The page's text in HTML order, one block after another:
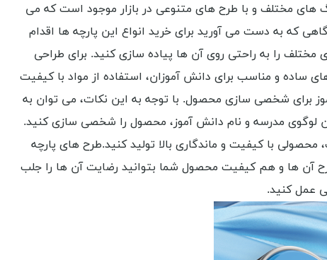
مختلف و با طرح های متنوعی در بازار موجود است که می
که به دست می آورید برای خرید انواع این پارچه ها اقدام
را به راحتی روی آن ها پیاده سازی کنید. برای طراحی
ساده و مناسب برای دانش آموزان، استفاده از مواد با کیفیت
برای شخصی سازی محصول. با توجه به این نکات، می توان به
لوگوی مدرسه و نام دانش آموز، محصول را شخصی سازی کنید.
با کیفیت و ماندگاری بالا تولید کنید.طرح های پارچه
آن ها و هم کیفیت محصول شما بتوانید رضایت آن ها را جلب
عمل کنید.